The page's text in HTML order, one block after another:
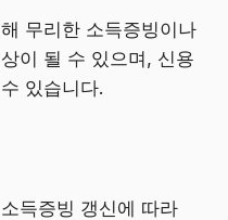
무리한 소득증빙이나
이 될 수 있으며, 신용
있습니다.
득증빙 갱신에 따라